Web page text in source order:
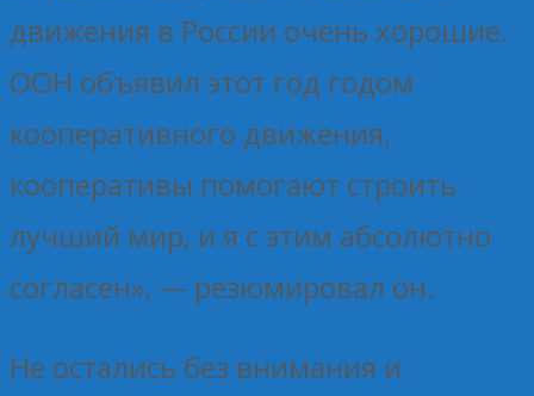
движения в России очень хорошие.
ООН объявил этот год годом
кооперативного движения,
кооперативы помогают строить
лучший мир, и я с этим абсолютно
согласен», — резюмировал он.
Не остались без внимания и